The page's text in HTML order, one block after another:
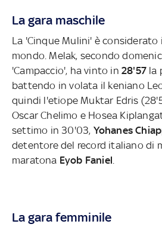
La gara maschile
La 'Cinque Mulini' è considerato
mondo. Melak, secondo
'Campaccio', ha vinto in 28'57 la
battendo in volata il keniano
quindi l'etiope Muktar Edris
Oscar Chelimo e Hosea
settimo in 30'03, Yohanes
detentore del record italiano di
maratona Eyob Faniel
La gara femminile